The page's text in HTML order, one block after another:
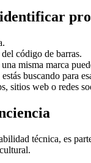
del código de barras.
una misma marca
estás buscando para
sitios web o redes
técnica, es